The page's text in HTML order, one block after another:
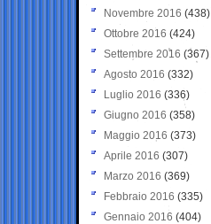
Novembre 2016 (438)
Ottobre 2016 (424)
Settembre 2016 (367)
Agosto 2016 (332)
Luglio 2016 (336)
Giugno 2016 (358)
Maggio 2016 (373)
Aprile 2016 (307)
Marzo 2016 (369)
Febbraio 2016 (335)
Gennaio 2016 (404)